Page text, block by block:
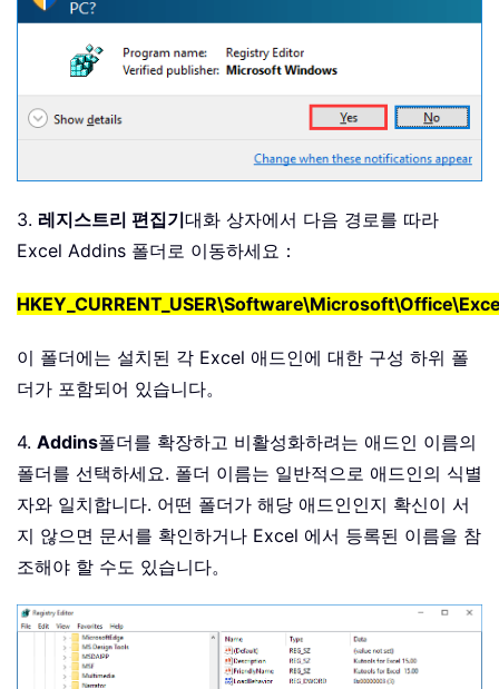
3. 레지스트리 편집기대화 상자에서 다음 경로를 따라
Excel Addins 폴더로 이동하세요：
이 폴더에는 설치된 각 Excel 애드인에 대한 구성 하위 폴
더가 포함되어 있습니다。
4. Addins폴더를 확장하고 비활성화하려는 애드인 이름의
폴더를 선택하세요. 폴더 이름는 일반적으로 애드인의 식별
자와 일치합니다. 어떤 폴더가 해당 애드인인지 확신이 서
지 않으면 문서를 확인하거나 Excel 에서 등록된 이름을 참
조해야 할 수도 있습니다。